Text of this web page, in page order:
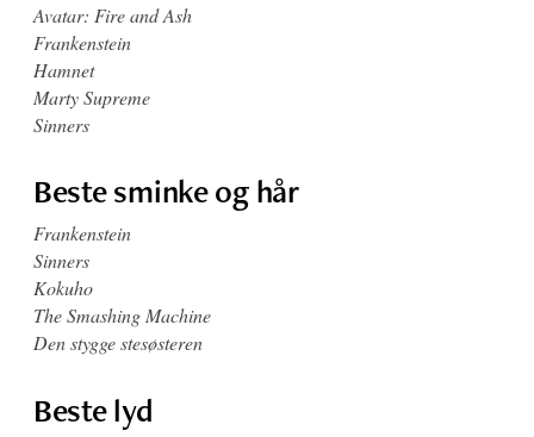
Avatar: Fire and Ash
Frankenstein
Hamnet
Marty Supreme
Sinners
Beste sminke og hår
Frankenstein
Sinners
Kokuho
The Smashing Machine
Den stygge stesøsteren
Beste lyd